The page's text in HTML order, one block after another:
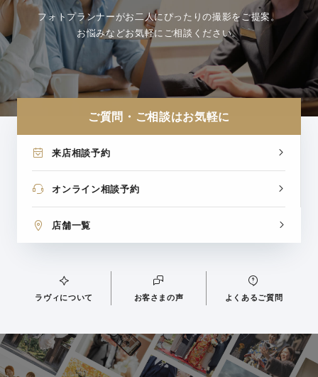
フォトプランナーがお二人にぴったりの撮影をご提案。
お悩みなどお気軽にご相談ください。
ご質問・ご相談はお気軽に
来店相談予約
オンライン相談予約
店舗一覧
ラヴィについて お客さまの声 よくあるご質問